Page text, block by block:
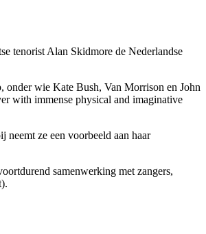
tenorist Alan Skidmore de Nederlandse
onder wie Kate Bush, Van Morrison en John
with immense physical and imaginative
neemt ze een voorbeeld aan haar
samenwerking met zangers,